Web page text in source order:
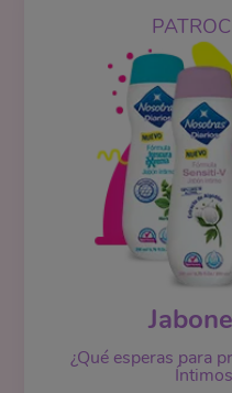
¿Qué esperas para